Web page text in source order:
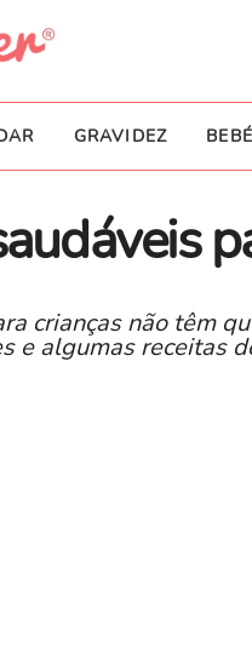
GRAVIDEZ BEBÉ
crianças não têm
e algumas receitas